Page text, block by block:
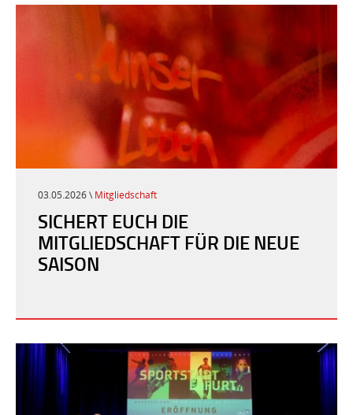
03.05.2026 \ Mitgliedschaft
SICHERT EUCH DIE
MITGLIEDSCHAFT FÜR DIE NEUE
SAISON